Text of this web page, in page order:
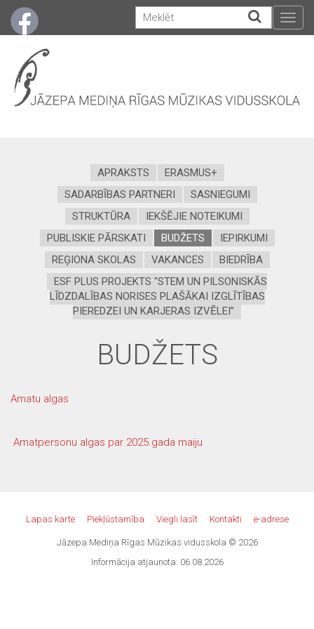
APRAKSTS
ERASMUS+
SADARBĪBAS PARTNERI
SASNIEGUMI
STRUKTŪRA
IEKŠĒJIE NOTEIKUMI
PUBLISKIE PĀRSKATI
BUDŽETS
IEPIRKUMI
REĢIONA SKOLAS
VAKANCES
BIEDRĪBA
ESF PLUS PROJEKTS "STEM UN PILSONISKĀS
LĪDZDALĪBAS NORISES PLAŠĀKAI IZGLĪTĪBAS
PIEREDZEI UN KARJERAS IZVĒLEI”
BUDŽETS
Amatu algas
Amatpersonu algas par 2025.gada maiju
Lapas karte Piekļūstamība Viegli lasīt Kontakti e-adrese
Jāzepa Mediņa Rīgas Mūzikas vidusskola © 2026
Informācija atjaunota: 06.08.2026